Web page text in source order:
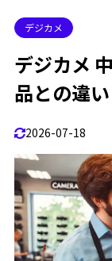
デジカメ
デジカメ
品との違
2026-07-18
1.5.5
1.6 デジカ
1.
1.6.2
1.6.3 3.
1.6.4 4.
1.6.5
5.
1.6.6 6.